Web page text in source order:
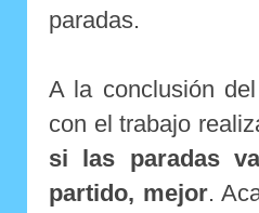
paradas.
A la conclusión
con el trabajo
si las paradas
partido, mejor.